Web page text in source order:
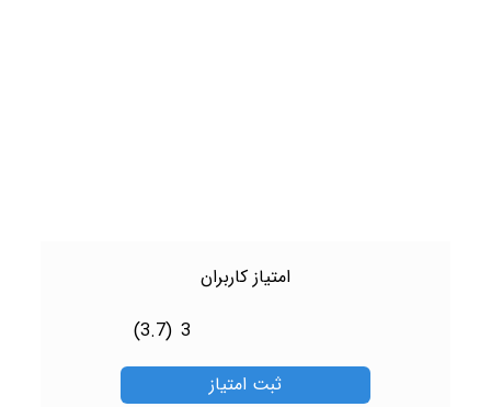
امتیاز کاربران
3
(3.7)
ثبت امتیاز